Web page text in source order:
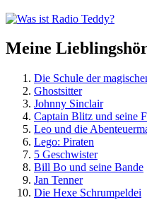
Meine
Die Schule der
Ghostsitter
Johnny Sinclair
Captain Blitz und seine
Leo und die
Lego: Piraten
5 Geschwister
Bill Bo und seine Bande
Jan Tenner
Die Hexe Schrumpeldei